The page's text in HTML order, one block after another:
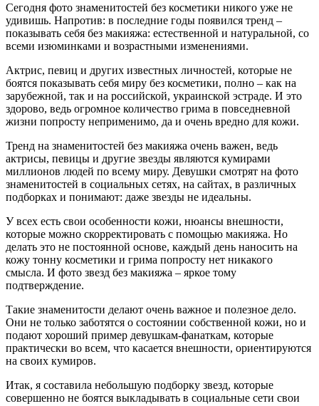
Сегодня фото знаменитостей без косметики никого уже не
удивишь. Напротив: в последние годы появился тренд –
показывать себя без макияжа: естественной и натуральной, со
всеми изюминками и возрастными изменениями.
Актрис, певиц и других известных личностей, которые не
боятся показывать себя миру без косметики, полно – как на
зарубежной, так и на российской, украинской эстраде. И это
здорово, ведь огромное количество грима в повседневной
жизни попросту неприменимо, да и очень вредно для кожи.
Тренд на знаменитостей без макияжа очень важен, ведь
актрисы, певицы и другие звезды являются кумирами
миллионов людей по всему миру. Девушки смотрят на фото
знаменитостей в социальных сетях, на сайтах, в различных
подборках и понимают: даже звезды не идеальны.
У всех есть свои особенности кожи, нюансы внешности,
которые можно скорректировать с помощью макияжа. Но
делать это не постоянной основе, каждый день наносить на
кожу тонну косметики и грима попросту нет никакого
смысла. И фото звезд без макияжа – яркое тому
подтверждение.
Такие знаменитости делают очень важное и полезное дело.
Они не только заботятся о состоянии собственной кожи, но и
подают хороший пример девушкам-фанаткам, которые
практически во всем, что касается внешности, ориентируются
на своих кумиров.
Итак, я составила небольшую подборку звезд, которые
совершенно не боятся выкладывать в социальные сети свои